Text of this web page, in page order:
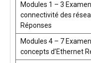
Modules 1 – 3
connectivité des
Réponses
Modules 4 – 7
concepts d’Ethernet